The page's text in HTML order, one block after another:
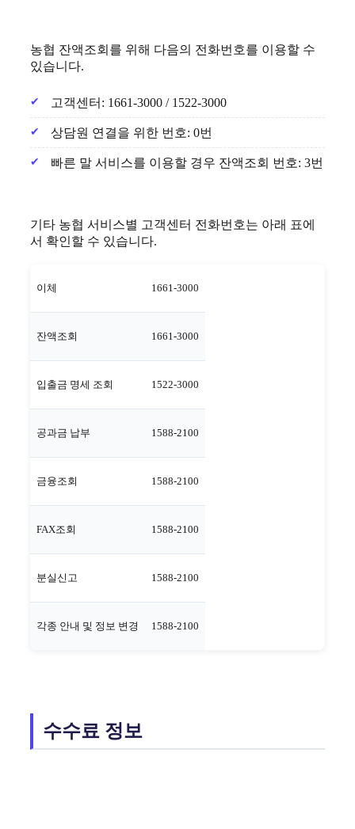
농협 잔액조회를 위해 다음의 전화번호를 이용할 수
있습니다.
고객센터: 1661-3000 / 1522-3000
상담원 연결을 위한 번호: 0번
빠른 말 서비스를 이용할 경우 잔액조회 번호: 3번
기타 농협 서비스별 고객센터 전화번호는 아래 표에
서 확인할 수 있습니다.
이체 1661-3000
잔액조회 1661-3000
입출금 명세 조회 1522-3000
공과금 납부 1588-2100
금융조회 1588-2100
FAX조회 1588-2100
분실신고 1588-2100
각종 안내 및 정보 변경 1588-2100
수수료 정보